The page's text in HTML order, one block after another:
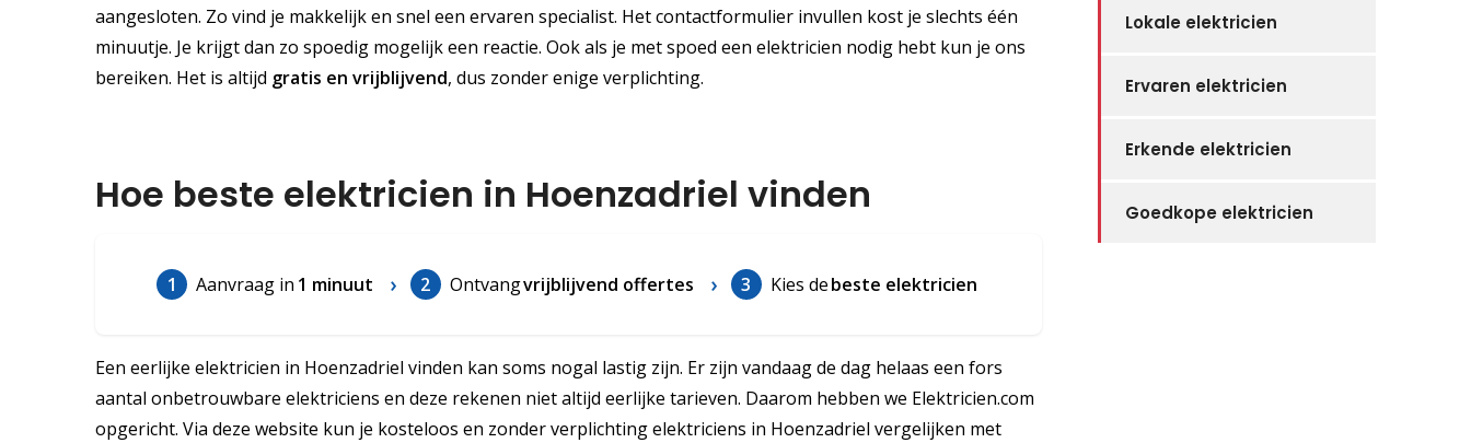
aangesloten. Zo vind je makkelijk en snel een ervaren specialist. Het contactformulier invullen kost je slechts één
minuutje. Je krijgt dan zo spoedig mogelijk een reactie. Ook als je met spoed een elektricien nodig hebt kun je ons
bereiken. Het is altijd gratis en vrijblijvend, dus zonder enige verplichting.
Hoe beste elektricien in Hoenzadriel vinden
1 Aanvraag in 1 minuut 2 Ontvangvrijblijvend offertes 3 Kies debeste elektricien
Een eerlijke elektricien in Hoenzadriel vinden kan soms nogal lastig zijn. Er zijn vandaag de dag helaas een fors
aantal onbetrouwbare elektriciens en deze rekenen niet altijd eerlijke tarieven. Daarom hebben we Elektricien.com
opgericht. Via deze website kun je kosteloos en zonder verplichting elektriciens in Hoenzadriel vergelijken met
Lokale elektricien
Ervaren elektricien
Erkende elektricien
Goedkope elektricien